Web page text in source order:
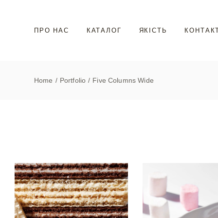
ПРО НАС КАТАЛОГ ЯКІСТЬ
Home Portfolio Five Columns Wide